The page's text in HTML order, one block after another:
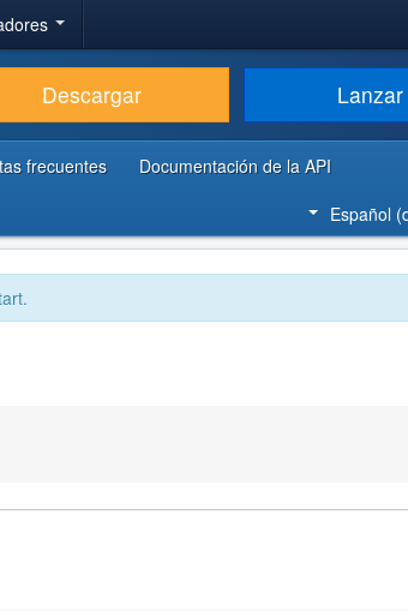
Descargar Lanzar
frecuentes
Documentación de la API
Español